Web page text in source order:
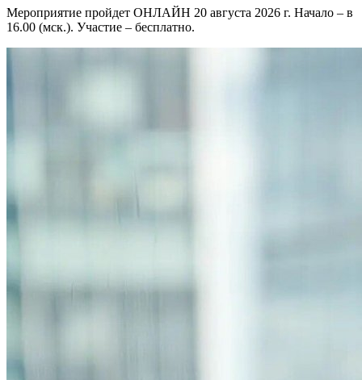
Мероприятие пройдет ОНЛАЙН 20 августа 2026 г. Начало – в
16.00 (мск.). Участие – бесплатно.